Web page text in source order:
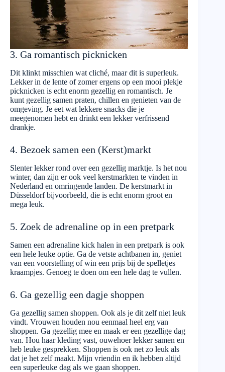
3. Ga romantisch picknicken
Dit klinkt misschien wat cliché, maar dit is superleuk.
Lekker in de lente of zomer ergens op een mooi plekje
picknicken is echt enorm gezellig en romantisch. Je
kunt gezellig samen praten, chillen en genieten van de
omgeving. Je eet wat lekkere snacks die je
meegenomen hebt en drinkt een lekker verfrissend
drankje.
4. Bezoek samen een (Kerst)markt
Slenter lekker rond over een gezellig marktje. Is het nou
winter, dan zijn er ook veel kerstmarkten te vinden in
Nederland en omringende landen. De kerstmarkt in
Düsseldorf bijvoorbeeld, die is echt enorm groot en
mega leuk.
5. Zoek de adrenaline op in een pretpark
Samen een adrenaline kick halen in een pretpark is ook
een hele leuke optie. Ga de vetste achtbanen in, geniet
van een voorstelling of win een prijs bij de spelletjes
kraampjes. Genoeg te doen om een hele dag te vullen.
6. Ga gezellig een dagje shoppen
Ga gezellig samen shoppen. Ook als je dit zelf niet leuk
vindt. Vrouwen houden nou eenmaal heel erg van
shoppen. Ga gezellig mee en maak er een gezellige dag
van. Hou haar kleding vast, ouwehoer lekker samen en
heb leuke gesprekken. Shoppen is ook net zo leuk als
dat je het zelf maakt. Mijn vriendin en ik hebben altijd
een superleuke dag als we gaan shoppen.